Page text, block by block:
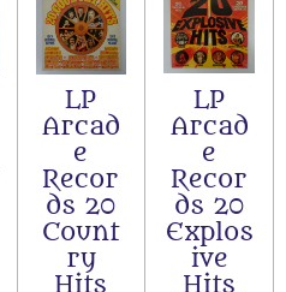
LP
Arcad
e
Recor
ds 20
Count
ry
Hits
LP
Arcad
e
Recor
ds 20
Explos
ive
Hits